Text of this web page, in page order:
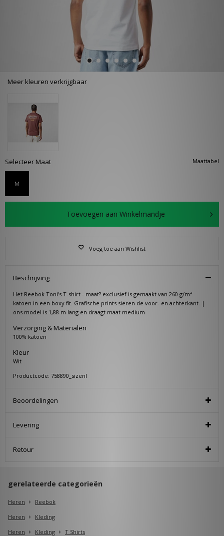
Meer kleuren verkrijgbaar
Maattabel
Selecteer Maat
M
Toevoegen aan Winkelmandje
Voeg toe aan Wishlist
Beschrijving
Het Reebok Toni's T-shirt - maat? exclusief is gemaakt van 260 g/m²
katoen in een boxy fit. Grafische prints sieren de voor- en achterkant. |
ons model is 1,88 m lang en draagt maat medium
Verzorging & Materialen
100% katoen
Kleur
Wit
Productcode: 758890_sizenl
Beoordelingen
Levering
Retour
gerelateerde categorieën
Heren
Reebok
Heren
Kleding
Heren
Kleding T Shirts